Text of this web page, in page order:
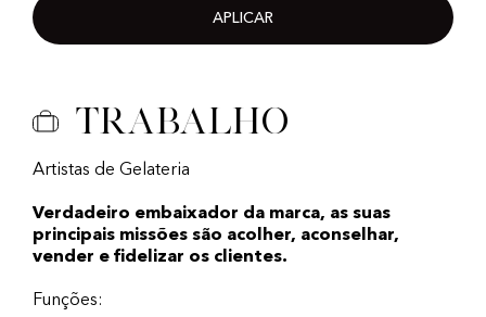
APLICAR
Trabalho
Artistas de Gelateria
Verdadeiro embaixador da marca, as suas
principais missões são acolher, aconselhar,
vender e fidelizar os clientes.
Funções: